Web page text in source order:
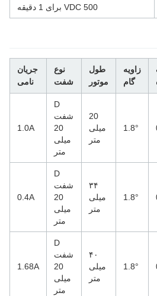
500 VDC برای 1 دقیقه
زاویه
گام
طول
موتور
نوع
شفت
جریان
نامی
1.8°
20
میلی
متر
D
شفت
20
میلی
متر
1.0A
1.8°
۳۴
میلی
متر
D
شفت
20
میلی
متر
0.4A
1.8°
۴۰
میلی
متر
D
شفت
20
میلی
متر
1.68A